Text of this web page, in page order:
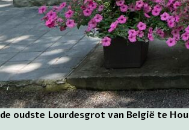
de oudste Lourdesgrot van België te